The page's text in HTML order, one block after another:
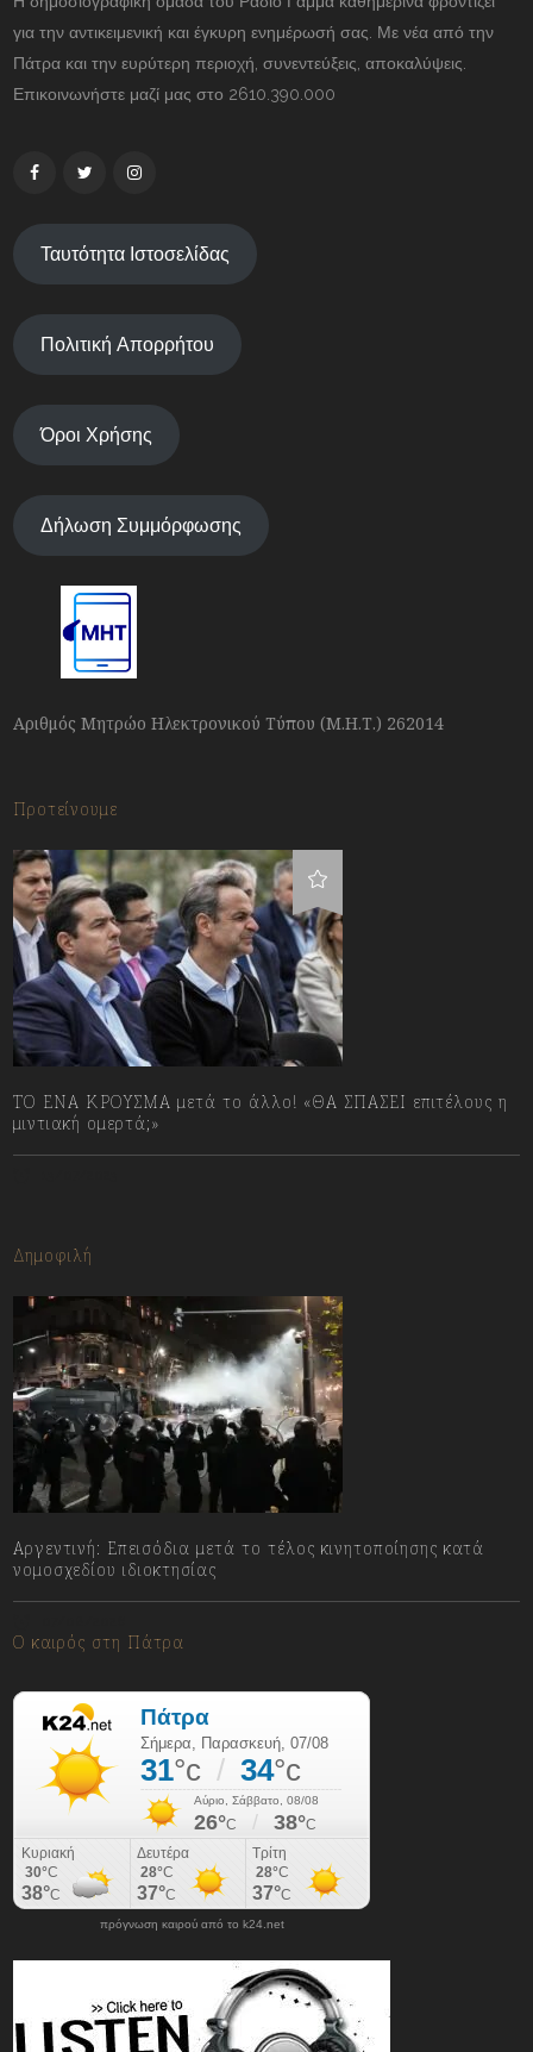
για την αντικειμενική και έγκυρη ενημέρωσή σας. Με νέα από την
Πάτρα και την ευρύτερη περιοχή, συνεντεύξεις, αποκαλύψεις.
Επικοινωνήστε μαζί μας στο 2610.390.000
Ταυτότητα Ιστοσελίδας
Πολιτική Απορρήτου
Όροι Χρήσης
Δήλωση Συμμόρφωσης
Αριθμός Μητρώο Ηλεκτρονικού Τύπου (Μ.Η.Τ.) 262014
Προτείνουμε
ΤΟ ΕΝΑ ΚΡΟΥΣΜΑ μετά το άλλο! «ΘΑ ΣΠΑΣΕΙ επιτέλους η
μιντιακή ομερτά;»
Δημοφιλή
Αργεντινή: Επεισόδια μετά το τέλος κινητοποίησης κατά
νομοσχεδίου ιδιοκτησίας
Ο καιρός στη Πάτρα
πρόγνωση καιρού από το k24.net